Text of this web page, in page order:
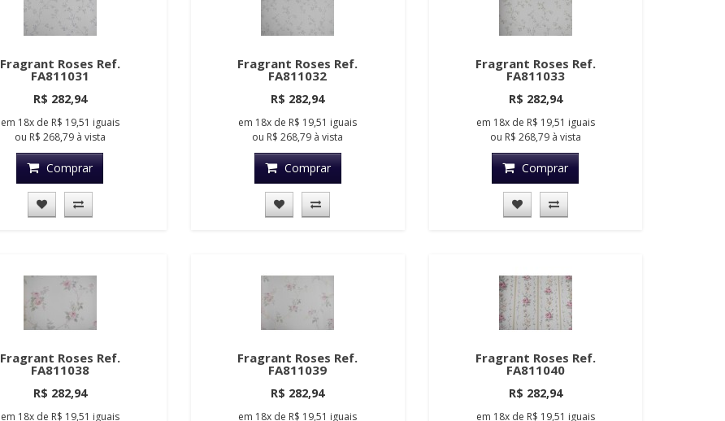
Fragrant Roses Ref.
FA811031
R$ 282,94
em 18xde R$ 19,51 iguais
ou R$ 268,79à vista
Comprar
Fragrant Roses Ref.
FA811032
R$ 282,94
em 18x de R$ 19,51 iguais
ou R$ 268,79 à vista
Comprar
Fragrant Roses Ref.
FA811033
R$ 282,94
em 18xde R$ 19,51 iguais
ou R$ 268,79à vista
Comprar
Fragrant Roses Ref.
FA811038
R$ 282,94
em 18xde R$ 19,51 iguais
Fragrant Roses Ref.
FA811039
R$ 282,94
em 18x de R$ 19,51 iguais
Fragrant Roses Ref.
FA811040
R$ 282,94
em 18xde R$ 19,51 iguais